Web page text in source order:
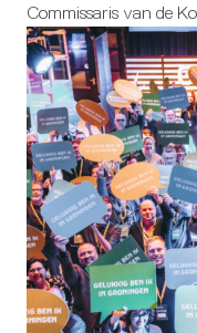
Commissaris van de